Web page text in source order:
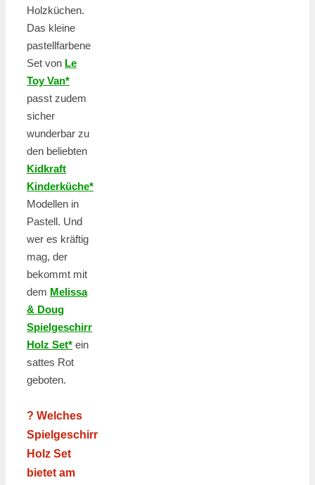
Holzküchen.
Das kleine
pastellfarbene
Set von Le
Toy Van*
passt zudem
sicher
wunderbar zu
den beliebten
Kidkraft
Kinderküche*
Modellen in
Pastell. Und
wer es kräftig
mag, der
bekommt mit
dem Melissa
& Doug
Spielgeschirr
Holz Set* ein
sattes Rot
geboten.
? Welches
Spielgeschirr
Holz Set
bietet am